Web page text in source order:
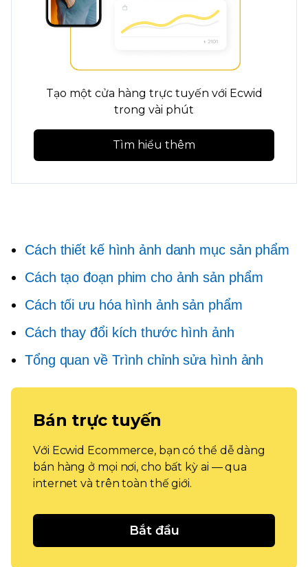
Tạo một cửa hàng trực tuyến với Ecwid
trong vài phút
Tìm hiểu thêm
Cách thiết kế hình ảnh danh mục sản phẩm
Cách tạo đoạn phim cho ảnh sản phẩm
Cách tối ưu hóa hình ảnh sản phẩm
Cách thay đổi kích thước hình ảnh
Tổng quan về Trình chỉnh sửa hình ảnh
Bán trực tuyến
Với Ecwid Ecommerce, bạn có thể dễ dàng
bán hàng ở mọi nơi, cho bất kỳ ai — qua
internet và trên toàn thế giới.
Bắt đầu